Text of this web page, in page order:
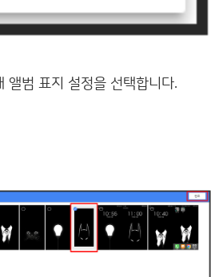
앨범 표지 설정을 선택합니다.